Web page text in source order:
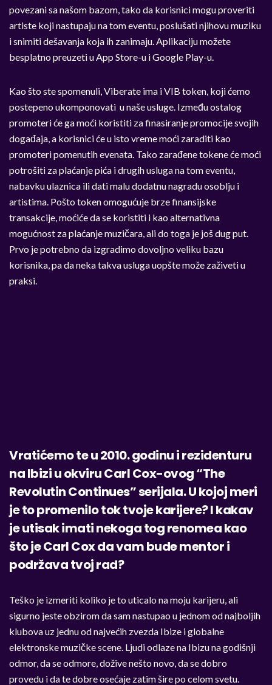
povezani sa našom bazom, tako da korisnici mogu proveriti
artiste koji nastupaju na tom eventu, poslušati njihovu muziku
i snimiti dešavanja koja ih zanimaju. Aplikaciju možete
besplatno preuzeti u App Store-u i Google Play-u.
Kao što ste spomenuli, Viberate ima i VIB token, koji ćemo
postepeno ukomponovati u naše usluge. Između ostalog
promoteri će ga moći koristiti za finasiranje promocije svojih
događaja, a korisnici će u isto vreme moći zaraditi kao
promoteri pomenutih evenata. Tako zarađene tokene će moći
potrošiti za plaćanje pića i drugih usluga na tom eventu,
nabavku ulaznica ili dati malu dodatnu nagradu osoblju i
artistima. Pošto token omogućuje brze finansijske
transakcije, moćiće da se koristiti i kao alternativna
mogućnost za plaćanje muzičara, ali do toga je još dug put.
Prvo je potrebno da izgradimo dovoljno veliku bazu
korisnika, pa da neka takva usluga uopšte može zaživeti u
praksi.
Vratićemo te u 2010. godinu i rezidenturu
na Ibizi u okviru Carl Cox-ovog “The
Revolutin Continues” serijala. U kojoj meri
je to promenilo tok tvoje karijere? I kakav
je utisak imati nekoga tog renomea kao
što je Carl Cox da vam bude mentor i
podržava tvoj rad?
Teško je izmeriti koliko je to uticalo na moju karijeru, ali
sigurno jeste obzirom da sam nastupao u jednom od najboljih
klubova uz jednu od najvećih zvezda Ibize i globalne
elektronske muzičke scene. Ljudi odlaze na Ibizu na godišnji
odmor, da se odmore, dožive nešto novo, da se dobro
provedu i da te dobre osećaje zatim šire po celom svetu.